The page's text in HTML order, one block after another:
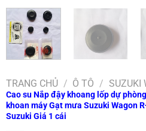
TRANG CHỦ / Ô TÔ / SUZUKI
Cao su Nắp đậy khoang lốp dự
khoan máy Gạt mưa Suzuki Wagon
Suzuki Giá 1 cái